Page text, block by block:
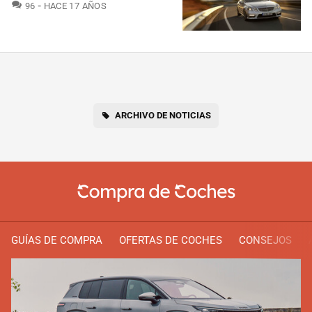
96 COMENTARIOS
HACE 17 AÑOS
ARCHIVO DE NOTICIAS
GUÍAS DE COMPRA OFERTAS DE COCHES CONSEJOS